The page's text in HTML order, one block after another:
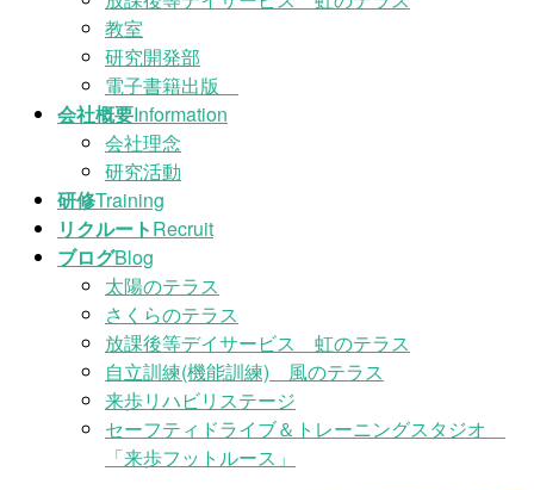
教室
研究開発部
電子書籍出版
会社概要Information
会社理念
研究活動
研修Training
リクルートRecruit
ブログBlog
太陽のテラス
さくらのテラス
放課後等デイサービス 虹のテラス
自立訓練(機能訓練) 風のテラス
来歩リハビリステージ
セーフティドライブ＆トレーニングスタジオ
「来歩フットルース」